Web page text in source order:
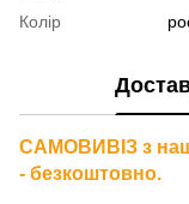
Колір
САМОВИВІЗ з
- безкоштовно.